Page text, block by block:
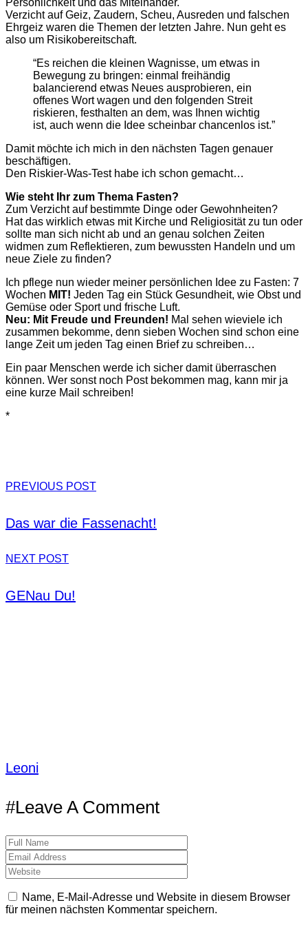
Persönlichkeit und das Miteinander.
Verzicht auf Geiz, Zaudern, Scheu, Ausreden und falschen
Ehrgeiz waren die Themen der letzten Jahre. Nun geht es
also um Risikobereitschaft.
“Es reichen die kleinen Wagnisse, um etwas in
Bewegung zu bringen: einmal freihändig
balancierend etwas Neues ausprobieren, ein
offenes Wort wagen und den folgenden Streit
riskieren, festhalten an dem, was Ihnen wichtig
ist, auch wenn die Idee scheinbar chancenlos ist.”
Damit möchte ich mich in den nächsten Tagen genauer
beschäftigen.
Den Riskier-Was-Test habe ich schon gemacht…
Wie steht Ihr zum Thema Fasten?
Zum Verzicht auf bestimmte Dinge oder Gewohnheiten?
Hat das wirklich etwas mit Kirche und Religiosität zu tun oder
sollte man sich nicht ab und an genau solchen Zeiten
widmen zum Reflektieren, zum bewussten Handeln und um
neue Ziele zu finden?
Ich pflege nun wieder meiner persönlichen Idee zu Fasten: 7
Wochen MIT! Jeden Tag ein Stück Gesundheit, wie Obst und
Gemüse oder Sport und frische Luft.
Neu: Mit Freude und Freunden! Mal sehen wieviele ich
zusammen bekomme, denn sieben Wochen sind schon eine
lange Zeit um jeden Tag einen Brief zu schreiben…
Ein paar Menschen werde ich sicher damit überraschen
können. Wer sonst noch Post bekommen mag, kann mir ja
eine kurze Mail schreiben!
*
PREVIOUS POST
Das war die Fassenacht!
NEXT POST
GENau Du!
Leoni
#Leave A Comment
Name, E-Mail-Adresse und Website in diesem Browser
für meinen nächsten Kommentar speichern.